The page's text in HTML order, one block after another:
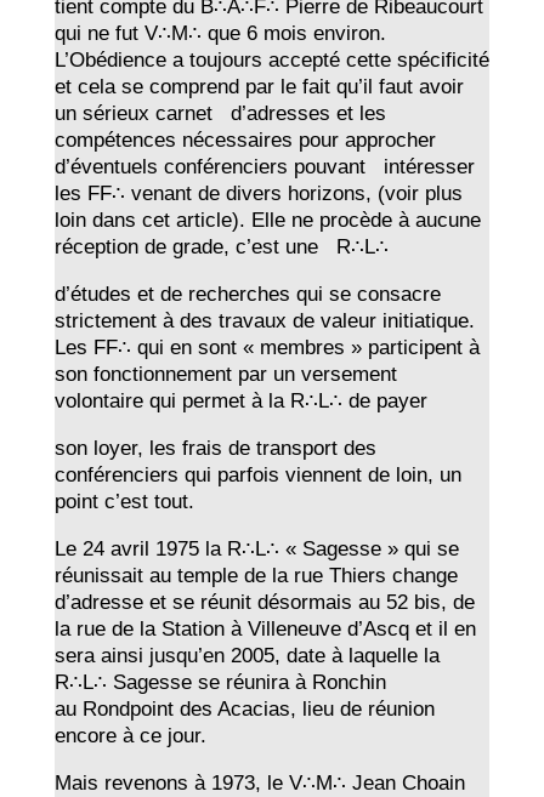
tient compte du B∴A∴F∴ Pierre de Ribeaucourt
qui ne fut V∴M∴ que 6 mois environ.
L’Obédience a toujours accepté cette spécificité
et cela se comprend par le fait qu’il faut avoir
un sérieux carnet d’adresses et les
compétences nécessaires pour approcher
d’éventuels conférenciers pouvant intéresser
les FF∴ venant de divers horizons, (voir plus
loin dans cet article). Elle ne procède à aucune
réception de grade, c’est une R∴L∴
d’études et de recherches qui se consacre
strictement à des travaux de valeur initiatique.
Les FF∴ qui en sont « membres » participent à
son fonctionnement par un versement
volontaire qui permet à la R∴L∴ de payer
son loyer, les frais de transport des
conférenciers qui parfois viennent de loin, un
point c’est tout.
Le 24 avril 1975 la R∴L∴ « Sagesse » qui se
réunissait au temple de la rue Thiers change
d’adresse et se réunit désormais au 52 bis, de
la rue de la Station à Villeneuve d’Ascq et il en
sera ainsi jusqu’en 2005, date à laquelle la
R∴L∴ Sagesse se réunira à Ronchin
au Rondpoint des Acacias, lieu de réunion
encore à ce jour.
Mais revenons à 1973, le V∴M∴ Jean Choain